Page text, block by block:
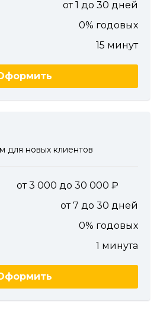
от 1 до 30 дней
0% годовых
15 минут
для новых клиентов
от 3 000 до 30 000
от 7 до 30 дней
0% годовых
1 минута